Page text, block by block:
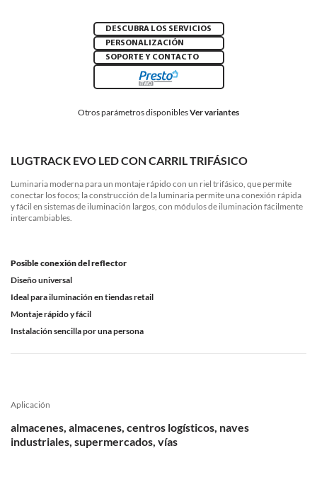
DESCUBRA LOS SERVICIOS
PERSONALIZACIÓN
SOPORTE Y CONTACTO
Otros parámetros disponiblesVer variantes
LUGTRACK EVO LED CON CARRIL TRIFÁSICO
Luminaria moderna para un montaje rápido con un riel trifásico, que permite
conectar los focos; la construcción de la luminaria permite una conexión rápida
y fácil en sistemas de iluminación largos, con módulos de iluminación fácilmente
intercambiables.
Posible conexión del reflector
Diseño universal
Ideal para iluminación en tiendas retail
Montaje rápido y fácil
Instalación sencilla por una persona
Aplicación
almacenes, almacenes, centros logísticos, naves
industriales, supermercados, vías